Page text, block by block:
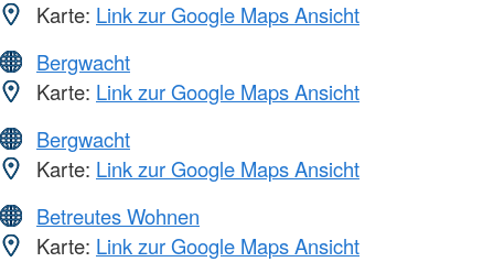
Karte: Link zur Google Maps Ansicht
Bergwacht
Karte: Link zur Google Maps Ansicht
Bergwacht
Karte: Link zur Google Maps Ansicht
Betreutes Wohnen
Karte: Link zur Google Maps Ansicht